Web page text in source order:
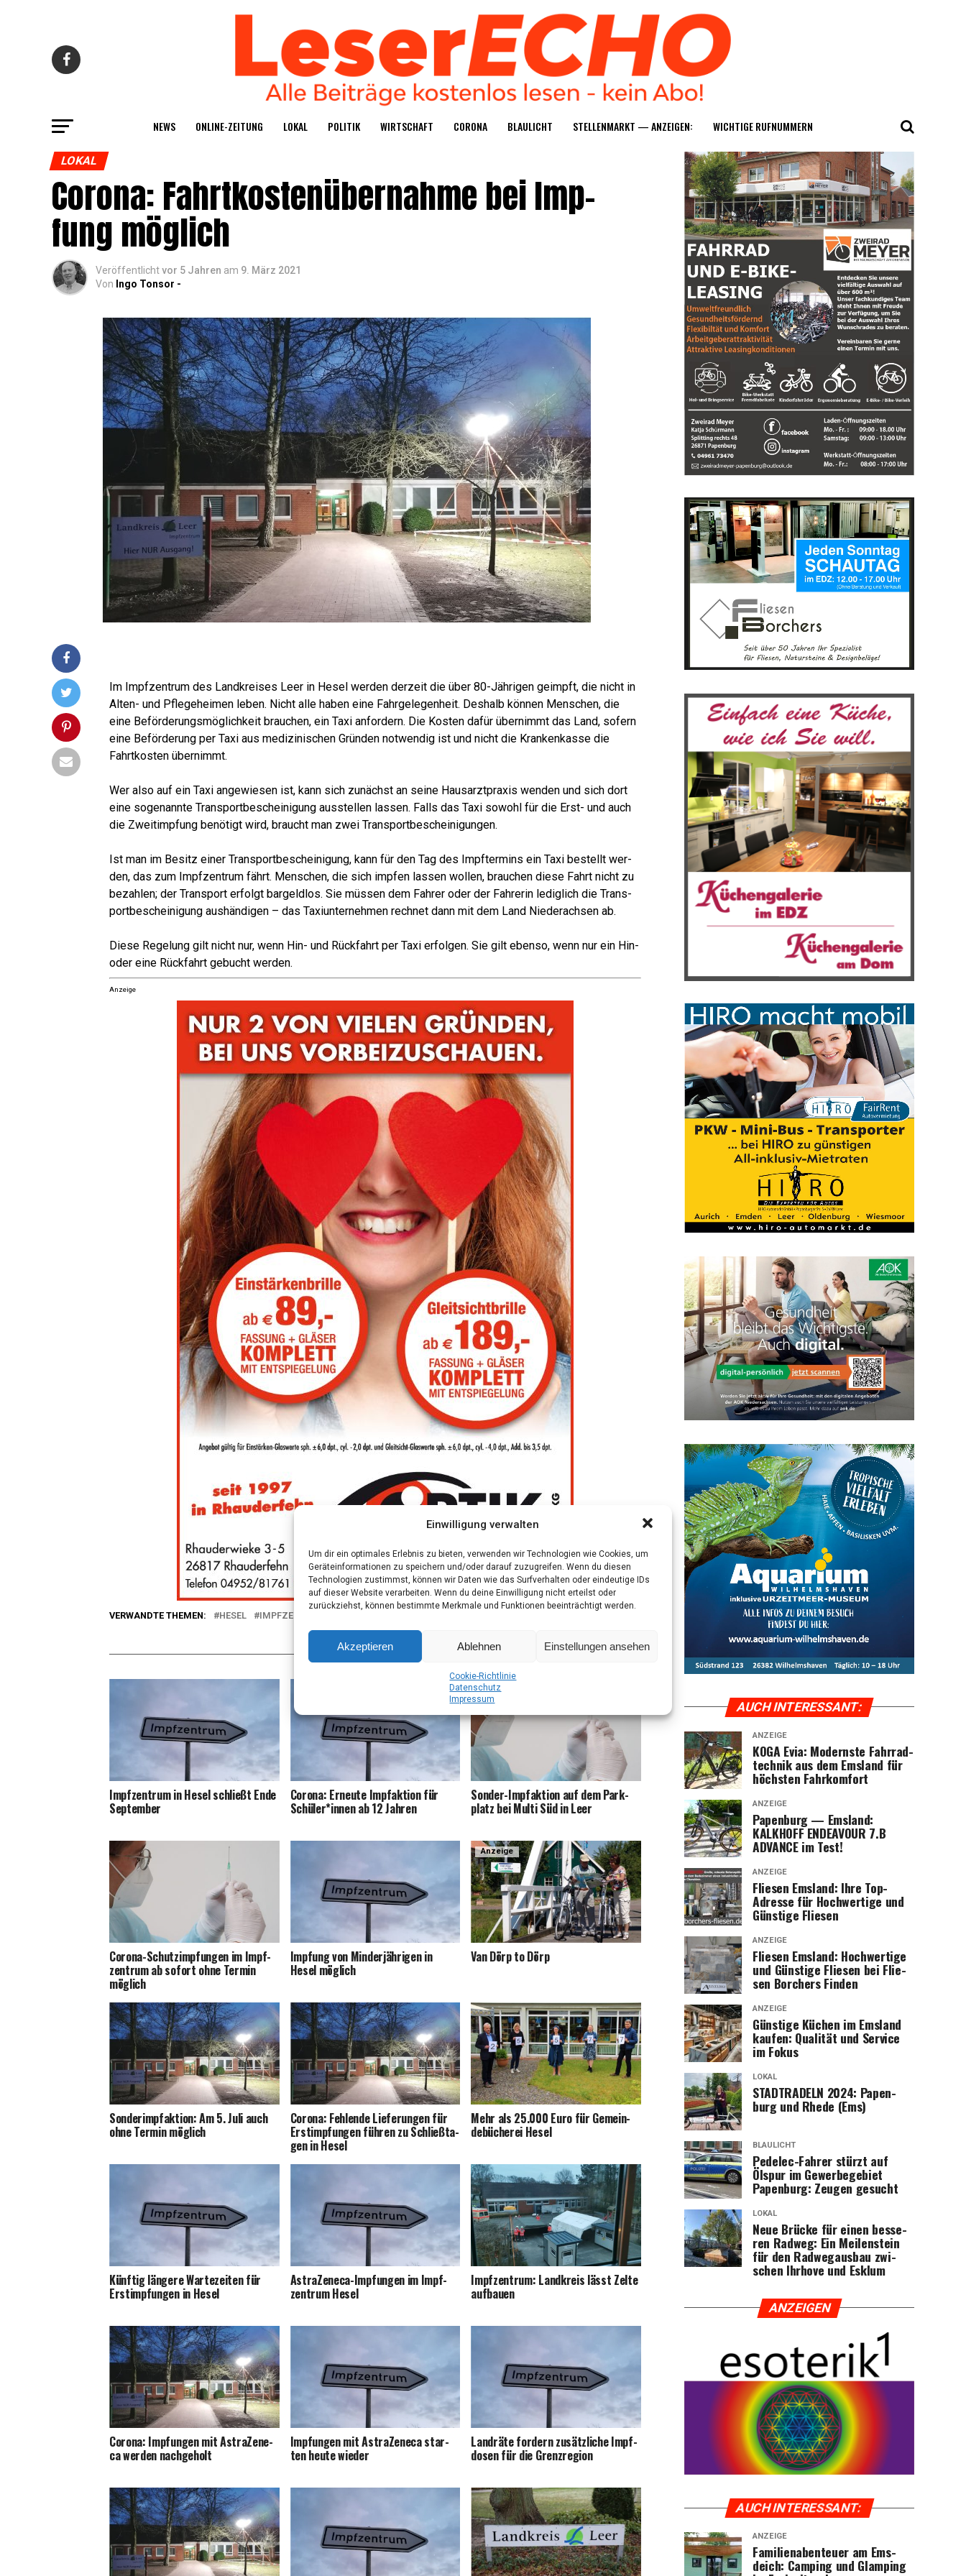
Einwilligung verwalten
Um dir ein optimales Erlebnis zu bieten, verwenden wir Technologien wie Cookies, um
Geräteinformationen zu speichern und/oder darauf zuzugreifen. Wenn du diesen
Technologien zustimmst, können wir Daten wie das Surfverhalten oder eindeutige IDs
auf dieser Website verarbeiten. Wenn du deine Einwilligung nicht erteilst oder
zurückziehst, können bestimmte Merkmale und Funktionen beeinträchtigt werden.
Akzeptieren Ablehnen Einstellungen ansehen
Coo­kie-Richt­li­nie
Daten­schutz
Impres­sum
NEWS ONLINE-ZEI­TUNG LOKAL POLI­TIK WIRT­SCHAFT CORO­NA BLAU­LICHT STEL­LEN­MARKT — ANZEIGEN: WICH­TI­GE RUFNUMMERN
LOKAL
Coro­na: Fahrt­kos­ten­über­nah­me bei Imp­
fung möglich
Veröffentlichtvor 5 Jahren am 9. März 2021
Von Ingo Tonsor -
Im Impf­zen­trum des Land­krei­ses Leer in Hesel wer­den der­zeit die über 80-Jäh­ri­gen geimpft, die nicht in
Alten- und Pfle­ge­hei­men leben. Nicht alle haben eine Fahr­ge­le­gen­heit. Des­halb kön­nen Men­schen, die
eine Beför­de­rungs­mög­lich­keit brau­chen, ein Taxi anfor­dern. Die Kos­ten dafür über­nimmt das Land, sofern
eine Beför­de­rung per Taxi aus medi­zi­ni­schen Grün­den not­wen­dig ist und nicht die Kran­ken­kas­se die
Fahrt­kos­ten übernimmt.
Wer also auf ein Taxi ange­wie­sen ist, kann sich zunächst an sei­ne Haus­arzt­pra­xis wen­den und sich dort
eine soge­nann­te Trans­port­be­schei­ni­gung aus­stel­len las­sen. Falls das Taxi sowohl für die Erst- und auch
die Zweit­imp­fung benö­tigt wird, braucht man zwei Transportbescheinigungen.
Ist man im Besitz einer Trans­port­be­schei­ni­gung, kann für den Tag des Impf­ter­mins ein Taxi bestellt wer­
den, das zum Impf­zen­trum fährt. Men­schen, die sich imp­fen las­sen wol­len, brau­chen die­se Fahrt nicht zu
bezah­len; der Trans­port erfolgt bar­geld­los. Sie müs­sen dem Fah­rer oder der Fah­re­rin ledig­lich die Trans­
port­be­schei­ni­gung aus­hän­di­gen – das Taxi­un­ter­neh­men rech­net dann mit dem Land Nie­der­ach­sen ab.
Die­se Rege­lung gilt nicht nur, wenn Hin- und Rück­fahrt per Taxi erfol­gen. Sie gilt eben­so, wenn nur ein Hin-
oder eine Rück­fahrt gebucht werden.
Anzeige
VERWANDTE THEMEN: HESEL IMPFZENTRUM
AUCH INTERESSANT
Impf­zen­trum in Hesel schließt Ende
September
Coro­na: Erneu­te Impf­ak­ti­on für
Schüler*innen ab 12 Jahren
Son­der-Impf­ak­ti­on auf dem Park­
platz bei Mul­ti Süd in Leer
Coro­na-Schutz­imp­fun­gen im Impf­
zen­trum ab sofort ohne Ter­min
möglich
Imp­fung von Min­der­jäh­ri­gen in
Hesel möglich
Anzeige
Van Dörp to Dörp
Son­der­impf­ak­ti­on: Am 5. Juli auch
ohne Ter­min möglich
Coro­na: Feh­len­de Lie­fe­run­gen für
Erst­imp­fun­gen füh­ren zu Schließ­ta­
gen in Hesel
Mehr als 25.000 Euro für Gemein­
de­bü­che­rei Hesel
Künf­tig län­ge­re War­te­zei­ten für
Erst­imp­fun­gen in Hesel
Astra­Ze­ne­ca-Imp­fun­gen im Impf­
zen­trum Hesel
Impf­zen­trum: Land­kreis lässt Zel­te
aufbauen
Coro­na: Imp­fun­gen mit Astra­Ze­ne­
ca wer­den nachgeholt
Imp­fun­gen mit Astra­Ze­ne­ca star­
ten heu­te wieder
Land­rä­te for­dern zusätz­li­che Impf­
do­sen für die Grenzregion
AUCH INTER­ES­SANT:
ANZEIGE
KOGA Evia: Moderns­te Fahr­rad­
tech­nik aus dem Ems­land für
höchs­ten Fahrkomfort
ANZEIGE
Papen­burg — Ems­land:
KALKHOFF ENDEAVOUR 7.B
ADVANCE im Test!
ANZEIGE
Flie­sen Ems­land: Ihre Top-
Adres­se für Hoch­wer­ti­ge und
Güns­ti­ge Fliesen
ANZEIGE
Flie­sen Ems­land: Hoch­wer­ti­ge
und Güns­ti­ge Flie­sen bei Flie­
sen Bor­chers Finden
ANZEIGE
Güns­ti­ge Küchen im Ems­land
kau­fen: Qua­li­tät und Ser­vice
im Fokus
LOKAL
STADTRADELN 2024: Papen­
burg und Rhe­de (Ems)
BLAULICHT
Pedelec-Fah­rer stürzt auf
Ölspur im Gewer­be­ge­biet
Papen­burg: Zeu­gen gesucht
LOKAL
Neue Brü­cke für einen bes­se­
ren Rad­weg: Ein Mei­len­stein
für den Rad­weg­aus­bau zwi­
schen Ihr­ho­ve und Esklum
ANZEI­GEN
AUCH INTER­ES­SANT:
ANZEIGE
Fami­li­en­aben­teu­er am Ems­
deich: Cam­ping und Glam­ping